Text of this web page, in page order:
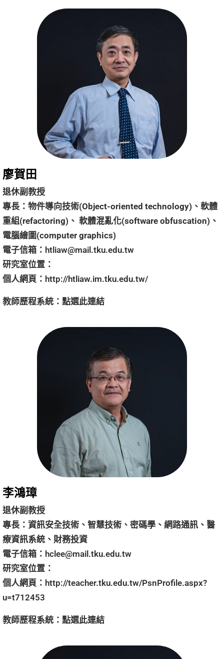
廖賀田
退休副教授
專長：物件導向技術(Object-oriented technology)、軟體
重組(refactoring)、 軟體混亂化(software obfuscation)、
電腦繪圖(computer graphics)
電子信箱： htliaw@mail.tku.edu.tw
研究室位置：
個人網頁： http://htliaw.im.tku.edu.tw/
教師歷程系統： 點選此連結
李鴻璋
退休副教授
專長：資訊安全技術、智慧技術、密碼學、網路通訊、醫
療資訊系統、財務投資
電子信箱： hclee@mail.tku.edu.tw
研究室位置：
個人網頁： http://teacher.tku.edu.tw/PsnProfile.aspx?
u=t712453
教師歷程系統： 點選此連結